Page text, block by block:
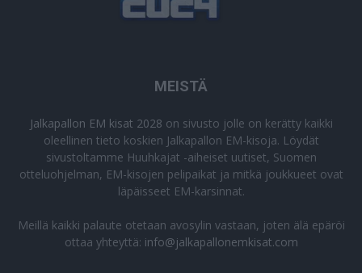
MEISTÄ
Jalkapallon EM kisat 2028 on sivusto jolle on kerätty kaikki
oleellinen tieto koskien Jalkapallon EM-kisoja. Löydät
sivustoltamme Huuhkajat -aiheiset uutiset, Suomen
otteluohjelman, EM-kisojen pelipaikat ja mitkä joukkueet ovat
läpäisseet EM-karsinnat.
Meillä kaikki palaute otetaan avosylin vastaan, joten älä epäröi
ottaa yhteyttä: info@jalkapallonemkisat.com